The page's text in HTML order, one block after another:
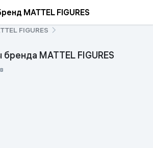
MATTEL FIGURES
FIGURES
MATTEL FIGURES